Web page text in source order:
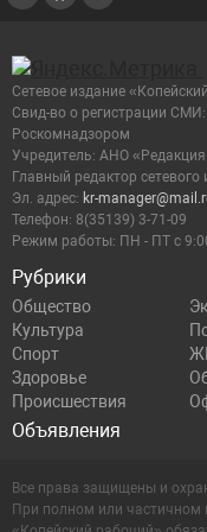
Рубрики
Общество
Культура
Спорт
Здоровье
Происшествия
Объявления
Сетевое издание
Cвид-во о регистрации
Роскомнадзором
Учредитель: АНО
Главный редактор
Эл. адрес: kr-
Телефон: 8(35139) 3-71-09
Режим работы: ПН - ПТ с
Все права защищены и
При полном или частичном